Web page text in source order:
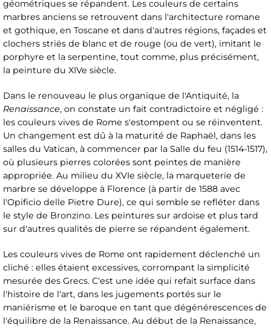
géométriques se répandent. Les couleurs de certains
marbres anciens se retrouvent dans l'architecture romane
et gothique, en Toscane et dans d'autres régions, façades et
clochers striés de blanc et de rouge (ou de vert), imitant le
porphyre et la serpentine, tout comme, plus précisément,
la peinture du XIVe siècle.
Dans le renouveau le plus organique de l'Antiquité, la
Renaissance, on constate un fait contradictoire et négligé :
les couleurs vives de Rome s'estompent ou se réinventent.
Un changement est dû à la maturité de Raphaël, dans les
salles du Vatican, à commencer par la Salle du feu (1514-1517),
où plusieurs pierres colorées sont peintes de manière
appropriée. Au milieu du XVIe siècle, la marqueterie de
marbre se développe à Florence (à partir de 1588 avec
l'Opificio delle Pietre Dure), ce qui semble se refléter dans
le style de Bronzino. Les peintures sur ardoise et plus tard
sur d'autres qualités de pierre se répandent également.
Les couleurs vives de Rome ont rapidement déclenché un
cliché : elles étaient excessives, corrompant la simplicité
mesurée des Grecs. C'est une idée qui refait surface dans
l'histoire de l'art, dans les jugements portés sur le
maniérisme et le baroque en tant que dégénérescences de
l'équilibre de la Renaissance. Au début de la Renaissance,